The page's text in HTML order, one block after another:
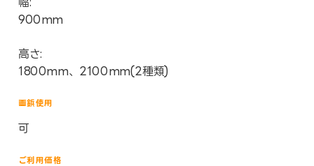
900mm
高さ:
1800mm、2100mm(2種類)
画鋲使用
可
ご利用価格